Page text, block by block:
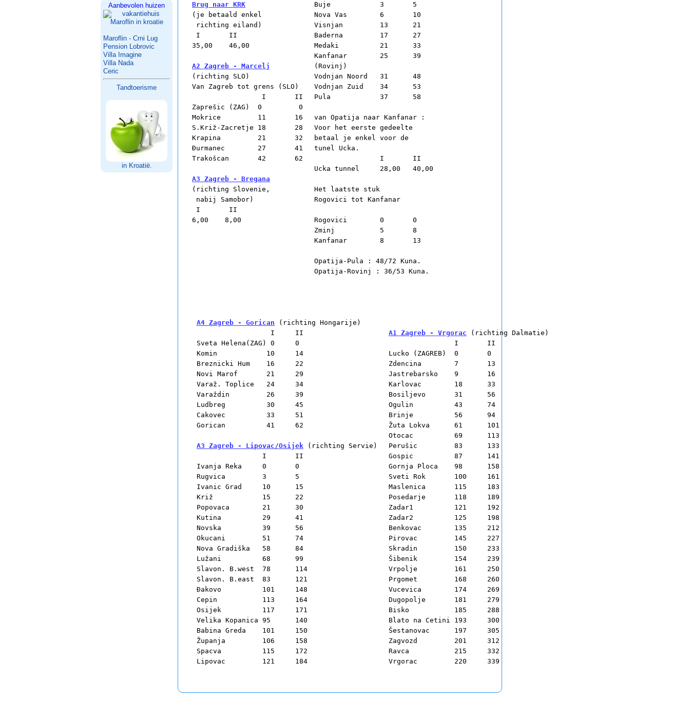
Aanbevolen huizen
Maroflin - Crni Lug
Pension Lobrovic
Villa Imagine
Villa Nada
Ceric
Tandtoerisme
in Kroatië.
Brug naar KRK
(je betaald enkel
richting eiland)
I       II
35,00    46,00
A2 Zagreb - Marcelj
(richting SLO)
Van Zagreb tot grens (SLO)
Zaprešic (ZAG)	0	  0
Mokrice	   	11	 16
S.Križ-Zacretje	18	 28
Krapina	 	21	 32
Ðurmanec	27	 41
Trakošcan	42	 62
A3 Zagreb - Bregana
(richting Slovenie,
nabij Samobor)
I       II
6,00    8,00
Buje		3	5
Nova Vas	6	10
Visnjan		13	21
Baderna		17	27
Medaki		21	33
Kanfanar	25	39
(Rovinj)
Vodnjan	Noord	31	48
Vodnjan Zuid	34	53
Pula		37	58
van Opatija naar Kanfanar :
Voor het eerste gedeelte
betaal je enkel voor de
tunel Ucka.
Ucka tunnel	28,00   40,00
Het laatste stuk
Rogovici tot Kanfanar
Rogovici	0	0
Zminj		5	8
Kanfanar	8	13
Opatija-Pula : 48/72 Kuna.
Opatija-Rovinj : 36/53 Kuna.
A4 Zagreb - Gorican (richting Hongarije)
Sveta Helena(ZAG) 0	0
Komin 		 10	14
Breznicki Hum 	 16	22
Novi Marof  	 21	29
Varaž. Toplice 	 24	34
Varaždin 	 26	39
Ludbreg 	 30	45
Cakovec 	 33	51
Gorican 	 41	62
A3 Zagreb - Lipovac/Osijek (richting Servie)
Ivanja Reka	0	0
Rugvica		3	5
Ivanic Grad	10	15
Križ		15	22
Popovaca	21	30
Kutina		29	41
Novska		39	56
Okucani		51	74
Nova Gradiška	58	84
Lužani		68	99
Slavon. B.west	78	114
Slavon. B.east	83	121
Ðakovo		101	148
Cepin		113	164
Osijek		117	171
Velika Kopanica	95	140
Babina Greda	101	150
Županja		106	158
Spacva		115	172
A1 Zagreb - Vrgorac (richting Dalmatie)
Lucko (ZAGREB)	0	0
Zdencina	7	13
Jastrebarsko	9	16
Karlovac	18	33
Bosiljevo	31	56
Ogulin		43	74
Brinje		56	94
Žuta Lokva	61	101
Otocac		69	113
Perušic		83	133
Gospic		87	141
Gornja Ploca	98	158
Sveti Rok	100	161
Maslenica	115	183
Posedarje	118	189
Zadar1		121	192
Zadar2		125	198
Benkovac	135	212
Pirovac		145	227
Skradin		150	233
Šibenik		154	239
Vrpolje		161	250
Prgomet		168	260
Vucevica	174	269
Dugopolje	181	279
Bisko		185	288
Blato na Cetini	193	300
Šestanovac	197	305
Zagvozd		201	312
Ravca		215	332